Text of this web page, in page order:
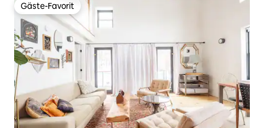
Gäste-Favorit
Gäste-Favorit